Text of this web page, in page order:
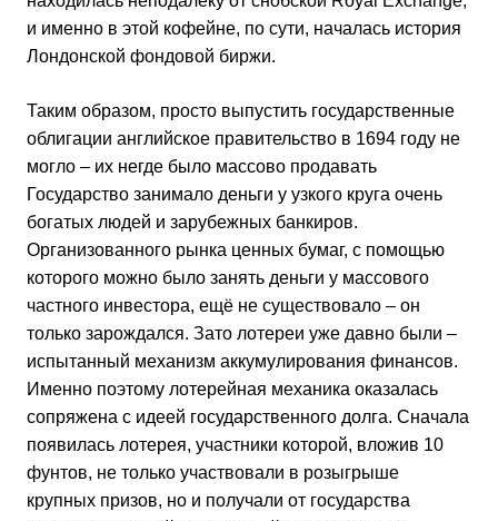
и именно в этой кофейне, по сути, началась история
Лондонской фондовой биржи.
Таким образом, просто выпустить государственные
облигации английское правительство в 1694 году не
могло – их негде было массово продавать
Государство занимало деньги у узкого круга очень
богатых людей и зарубежных банкиров.
Организованного рынка ценных бумаг, с помощью
которого можно было занять деньги у массового
частного инвестора, ещё не существовало – он
только зарождался. Зато лотереи уже давно были –
испытанный механизм аккумулирования финансов.
Именно поэтому лотерейная механика оказалась
сопряжена с идеей государственного долга. Сначала
появилась лотерея, участники которой, вложив 10
фунтов, не только участвовали в розыгрыше
крупных призов, но и получали от государства